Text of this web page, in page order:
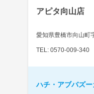
アピタ向山店
愛知県豊橋市向山町
TEL: 0570-009-340
ハチ・アブバズ